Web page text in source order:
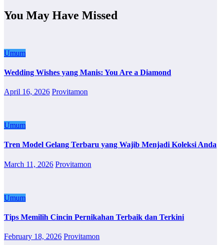
You May Have Missed
Umum
Wedding Wishes yang Manis: You Are a Diamond
April 16, 2026 Provitamon
Umum
Tren Model Gelang Terbaru yang Wajib Menjadi Koleksi Anda
March 11, 2026 Provitamon
Umum
Tips Memilih Cincin Pernikahan Terbaik dan Terkini
February 18, 2026 Provitamon